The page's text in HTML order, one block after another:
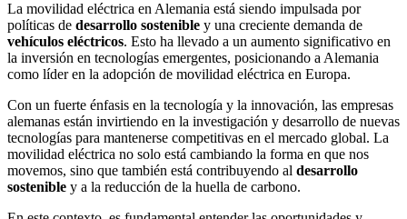
La movilidad eléctrica en Alemania está siendo impulsada por
políticas de desarrollo sostenible y una creciente demanda de
vehículos eléctricos. Esto ha llevado a un aumento significativo en
la inversión en tecnologías emergentes, posicionando a Alemania
como líder en la adopción de movilidad eléctrica en Europa.
Con un fuerte énfasis en la tecnología y la innovación, las empresas
alemanas están invirtiendo en la investigación y desarrollo de nuevas
tecnologías para mantenerse competitivas en el mercado global. La
movilidad eléctrica no solo está cambiando la forma en que nos
movemos, sino que también está contribuyendo al desarrollo
sostenible y a la reducción de la huella de carbono.